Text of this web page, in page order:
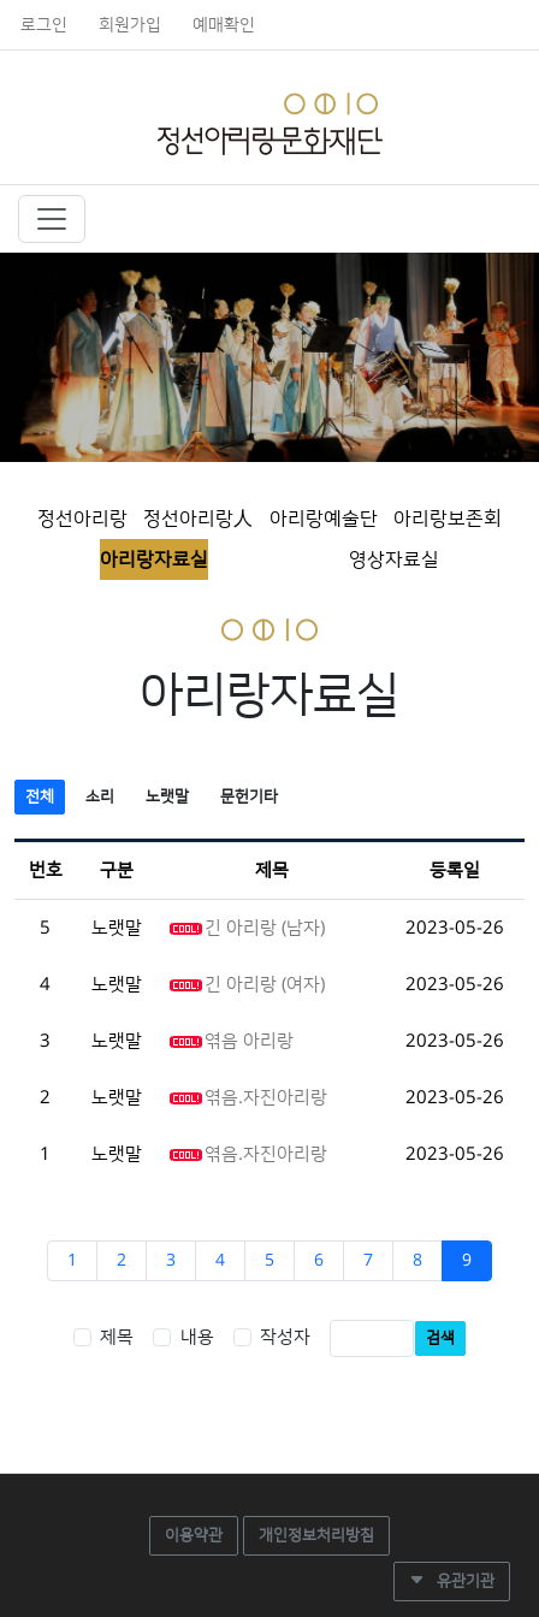
로그인 회원가입 예매확인
정선아리랑 정선아리랑人 아리랑예술단
아리랑보존회
아리랑자료실
영상자료실
아리랑자료실
전체 소리 노랫말 문헌기타
번호 구분 제목 등록일
5 노랫말 긴 아리랑 (남자) 2023-05-26
4 노랫말 긴 아리랑 (여자) 2023-05-26
3 노랫말 엮음 아리랑 2023-05-26
2 노랫말 엮음.자진아리랑 2023-05-26
1 노랫말 엮음.자진아리랑 2023-05-26
1 2 3 4 5 6 7 8 9
제목 내용 작성자 검색
이용약관 개인정보처리방침
유관기관